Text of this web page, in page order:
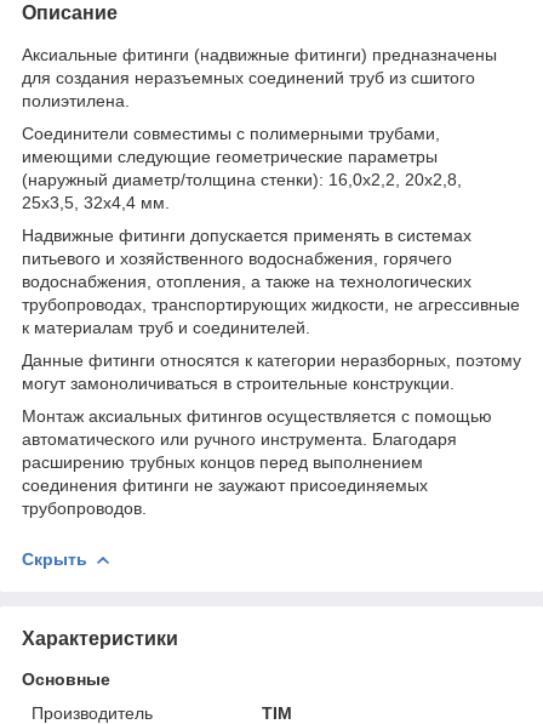
Описание
Аксиальные фитинги (надвижные фитинги) предназначены
для создания неразъемных соединений труб из сшитого
полиэтилена.
Соединители совместимы с полимерными трубами,
имеющими следующие геометрические параметры
(наружный диаметр/толщина стенки): 16,0x2,2, 20x2,8,
25x3,5, 32x4,4 мм.
Надвижные фитинги допускается применять в системах
питьевого и хозяйственного водоснабжения, горячего
водоснабжения, отопления, а также на технологических
трубопроводах, транспортирующих жидкости, не агрессивные
к материалам труб и соединителей.
Данные фитинги относятся к категории неразборных, поэтому
могут замоноличиваться в строительные конструкции.
Монтаж аксиальных фитингов осуществляется с помощью
автоматического или ручного инструмента. Благодаря
расширению трубных концов перед выполнением
соединения фитинги не заужают присоединяемых
трубопроводов.
Скрыть
Характеристики
Основные
Производитель
TIM